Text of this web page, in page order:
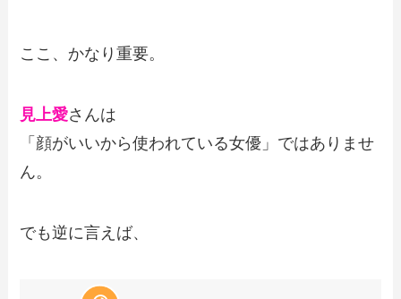
ここ、かなり重要。
見上愛さんは
「顔がいいから使われている女優」ではありませ
ん。
でも逆に言えば、